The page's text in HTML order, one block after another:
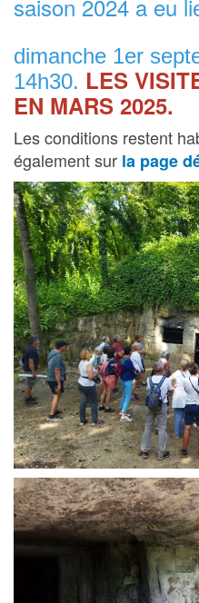
saison 2024 a eu li
dimanche 1er
14h30. LES
EN MARS 2025.
Les conditions restent
également sur la page